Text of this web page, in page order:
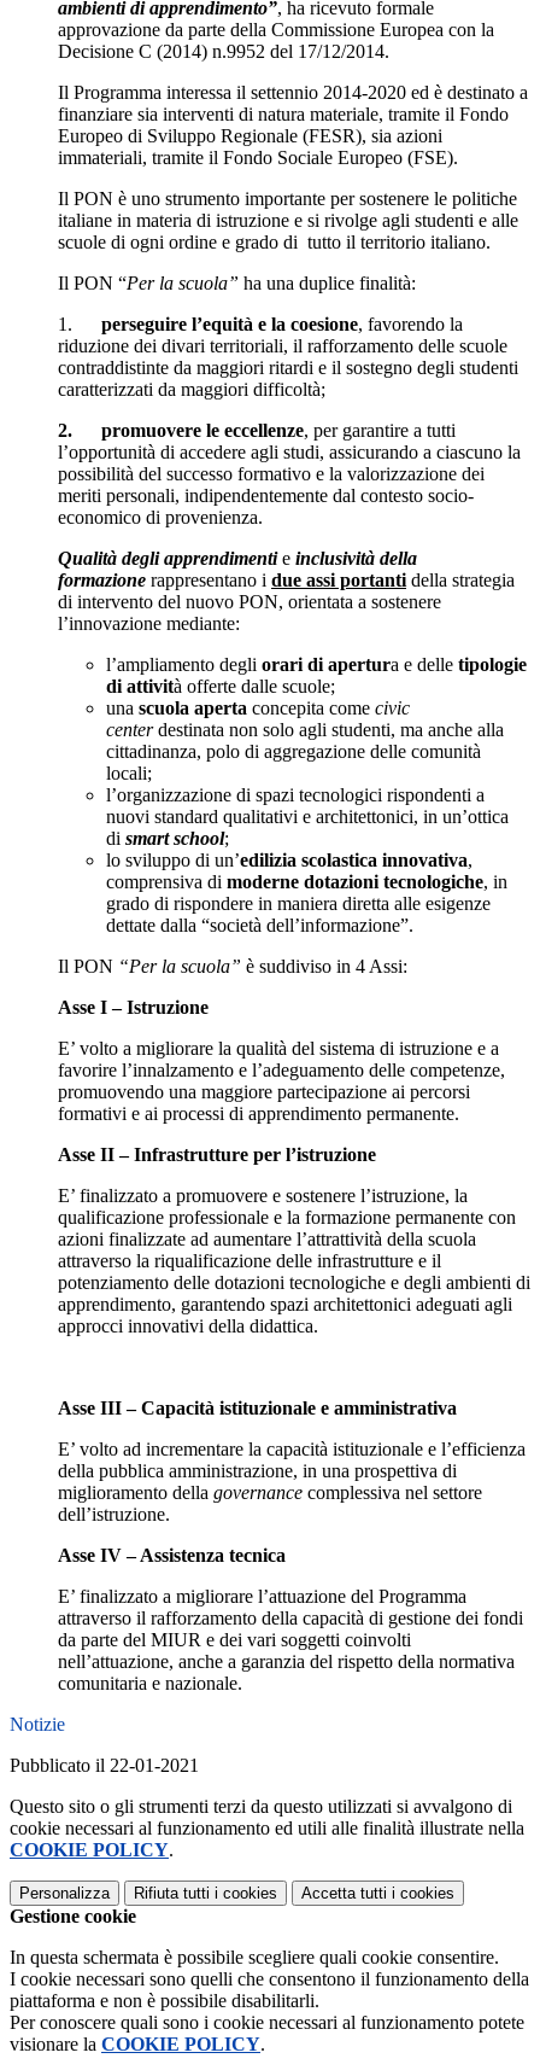
ambienti di apprendimento”, ha ricevuto formale
approvazione da parte della Commissione Europea con la
Decisione C (2014) n.9952 del 17/12/2014.
Il Programma interessa il settennio 2014-2020 ed è destinato a
finanziare sia interventi di natura materiale, tramite il Fondo
Europeo di Sviluppo Regionale (FESR), sia azioni
immateriali, tramite il Fondo Sociale Europeo (FSE).
Il PON è uno strumento importante per sostenere le politiche
italiane in materia di istruzione e si rivolge agli studenti e alle
scuole di ogni ordine e grado di tutto il territorio italiano.
Il PON “Per la scuola” ha una duplice finalità:
1.
perseguire l’equità e la coesione, favorendo la
riduzione dei divari territoriali, il rafforzamento delle scuole
contraddistinte da maggiori ritardi e il sostegno degli studenti
caratterizzati da maggiori difficoltà;
2.
promuovere le eccellenze, per garantire a tutti
l’opportunità di accedere agli studi, assicurando a ciascuno la
possibilità del successo formativo e la valorizzazione dei
meriti personali, indipendentemente dal contesto socio-
economico di provenienza.
Qualità degli apprendimenti e inclusività della
formazione rappresentano i due assi portanti della strategia
di intervento del nuovo PON, orientata a sostenere
l’innovazione mediante:
l’ampliamento degli orari di apertura e delle tipologie
di attività offerte dalle scuole;
una scuola aperta concepita come civic
center destinata non solo agli studenti, ma anche alla
cittadinanza, polo di aggregazione delle comunità
locali;
l’organizzazione di spazi tecnologici rispondenti a
nuovi standard qualitativi e architettonici, in un’ottica
di smart school;
lo sviluppo di un’edilizia scolastica innovativa,
comprensiva di moderne dotazioni tecnologiche, in
grado di rispondere in maniera diretta alle esigenze
dettate dalla “società dell’informazione”.
Il PON “Per la scuola” è suddiviso in 4 Assi:
Asse I – Istruzione
E’ volto a migliorare la qualità del sistema di istruzione e a
favorire l’innalzamento e l’adeguamento delle competenze,
promuovendo una maggiore partecipazione ai percorsi
formativi e ai processi di apprendimento permanente.
Asse II – Infrastrutture per l’istruzione
E’ finalizzato a promuovere e sostenere l’istruzione, la
qualificazione professionale e la formazione permanente con
azioni finalizzate ad aumentare l’attrattività della scuola
attraverso la riqualificazione delle infrastrutture e il
potenziamento delle dotazioni tecnologiche e degli ambienti di
apprendimento, garantendo spazi architettonici adeguati agli
approcci innovativi della didattica.
Asse III – Capacità istituzionale e amministrativa
E’ volto ad incrementare la capacità istituzionale e l’efficienza
della pubblica amministrazione, in una prospettiva di
miglioramento della governance complessiva nel settore
dell’istruzione.
Asse IV – Assistenza tecnica
E’ finalizzato a migliorare l’attuazione del Programma
attraverso il rafforzamento della capacità di gestione dei fondi
da parte del MIUR e dei vari soggetti coinvolti
nell’attuazione, anche a garanzia del rispetto della normativa
comunitaria e nazionale.
Notizie
Pubblicato il 22-01-2021
Questo sito o gli strumenti terzi da questo utilizzati si avvalgono di
cookie necessari al funzionamento ed utili alle finalità illustrate nella
COOKIE POLICY.
Personalizza Rifiuta tutti i cookies Accetta tutti i cookies
Gestione cookie
In questa schermata è possibile scegliere quali cookie consentire.
I cookie necessari sono quelli che consentono il funzionamento della
piattaforma e non è possibile disabilitarli.
Per conoscere quali sono i cookie necessari al funzionamento potete
visionare la COOKIE POLICY.